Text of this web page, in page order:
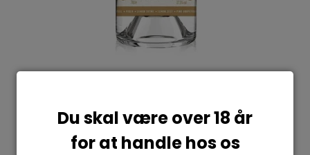
Du skal være over 18 år
for at handle hos os